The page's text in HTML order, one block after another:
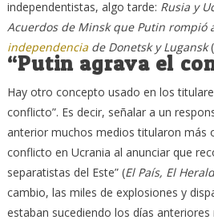
independentistas, algo tarde: Rusia y
Acuerdos de Minsk que Putin rompió
independenciade Donetsk y Lugansk(
“Putin agrava el
Hay otro concepto usado en los
conflicto”. Es decir, señalar a un
anterior muchos medios titularon más
conflicto en Ucrania al anunciar que
separatistas del Este” (El País, El
cambio, las miles de explosiones y
estaban sucediendo los días